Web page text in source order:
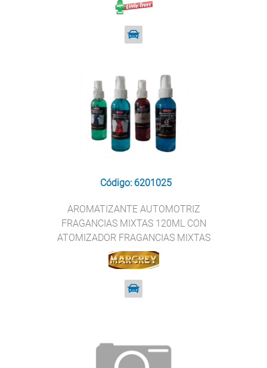
Código: 6201025
AROMATIZANTE AUTOMOTRIZ
FRAGANCIAS MIXTAS 120ML CON
ATOMIZADOR FRAGANCIAS MIXTAS
MARGREY 0806-07-220